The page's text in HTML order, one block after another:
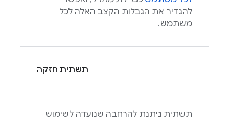
להגדיר את הגבלות הקצב האלה לכל
משתמש.
תשתית חזקה
תשתית ניתנת להרחבה שנועדה לשימוש